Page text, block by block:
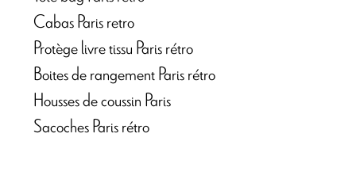
Cabas Paris retro
Protège livre tissu Paris rétro
Boites de rangement Paris rétro
Housses de coussin Paris
Sacoches Paris rétro